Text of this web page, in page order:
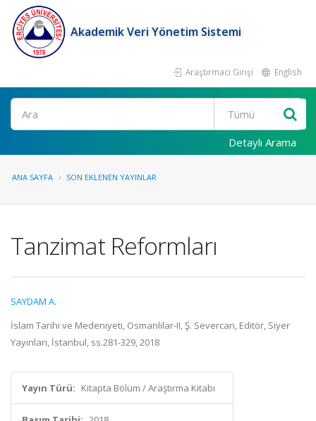
Akademik Veri Yönetim Sistemi
Araştırmacı Girişi English
Ara
Detaylı Arama
ANA SAYFA SON EKLENEN YAYINLAR
Tanzimat Reformları
SAYDAM A.
İslam Tarihi ve Medeniyeti, Osmanlılar-II, Ş. Severcan, Editör, Siyer
Yayınları, İstanbul, ss.281-329, 2018
Yayın Türü: Kitapta Bölüm / Araştırma Kitabı